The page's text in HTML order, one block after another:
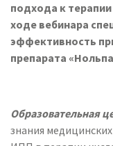
подхода к
ходе вебинара
эффективность
препарата
Образовательная
знания